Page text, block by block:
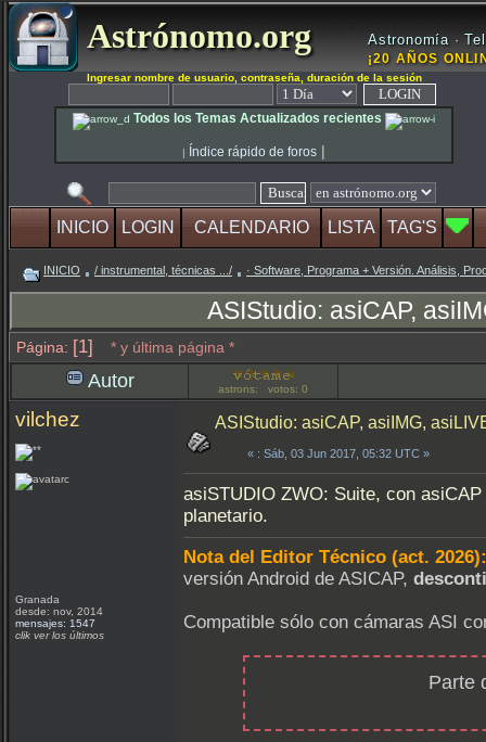
Astrónomo.org Astronomía ·
¡20 AÑOS
Ingresar nombre de usuario, contraseña, duración de la sesión
Todos los Temas Actualizados recientes
| Índice rápido de foros |
INICIO LOGIN CALENDARIO LISTA TAG'S
INICIO / instrumental, técnicas .../ · Software, Programa + Versión. Análisis,
ASIStudio: asiCAP,
Página: [1] * y última página *
Autor astrons: votos: 0
vilchez
Granada
desde: nov, 2014
mensajes: 1547
clik ver los últimos
ASIStudio: asiCAP, asiIMG,
« : Sáb, 03 Jun 2017, 05:32 UTC »
asiSTUDIO ZWO: Suite, con
planetario.
Nota del Editor Técnico (act. 2026):
versión Android de ASICAP,
Compatible sólo con cámaras ASI
Parte